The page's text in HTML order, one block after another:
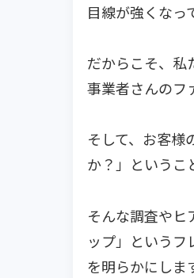
目線が強くなっ
だからこそ、私
事業者さんのフ
そして、お客様
か？」というこ
そんな調査やヒ
ップ」という
を明らかにしま